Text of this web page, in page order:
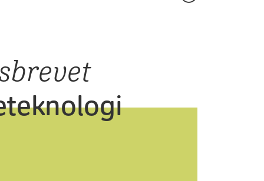
hvor fagstoffet gennemgås, efterfulgt
deltager aktivt i undervisningen med dine